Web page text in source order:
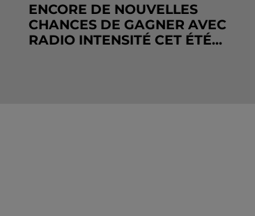
ENCORE DE NOUVELLES
CHANCES DE GAGNER AVEC
RADIO INTENSITÉ CET ÉTÉ...